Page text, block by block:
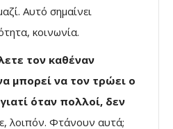
Αυτό σημαίνει
κοινωνία.
τον καθέναν
μπορεί να τον τρώει ο
όταν πολλοί, δεν
λοιπόν. Φτάνουν αυτά;